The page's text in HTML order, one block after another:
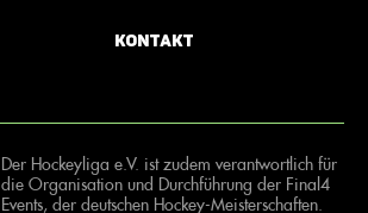
Kontakt
Der Hockeyliga e.V. ist zudem verantwortlich für
die Organisation und Durchführung der Final4
Events, der deutschen Hockey-Meisterschaften.